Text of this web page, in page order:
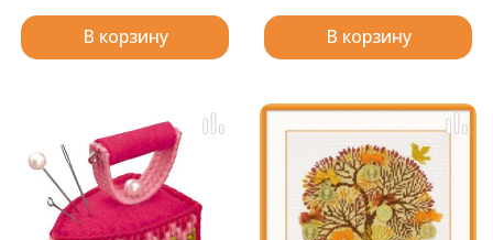
В корзину В корзину